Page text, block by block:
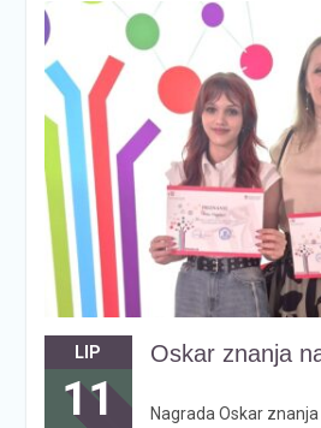
LIP
11
Oskar znanja
Nagrada Oskar